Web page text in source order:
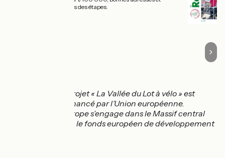
descriptifs des étapes.
Le projet « La Vallée du Lot à vélo » est
cofinancé par l’Union européenne.
L’Europe s’engage dans le Massif central
avec le fonds européen de développement